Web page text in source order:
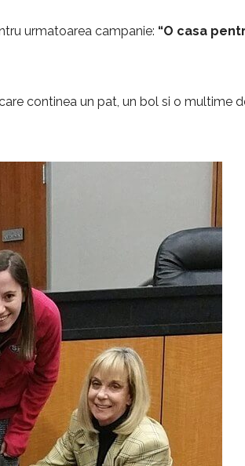
urmatoarea campanie: “O casa
continea un pat, un bol si o multime